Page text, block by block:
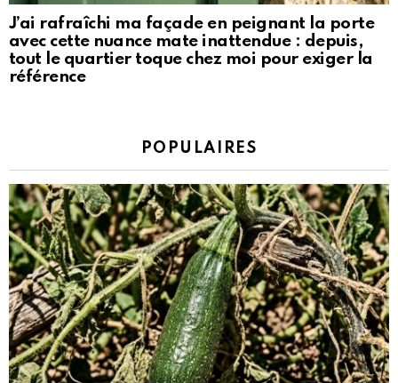
J’ai rafraîchi ma façade en peignant la porte
avec cette nuance mate inattendue : depuis,
tout le quartier toque chez moi pour exiger la
référence
POPULAIRES